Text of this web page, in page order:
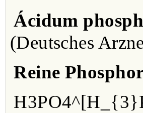
Ácidum
(Deutsches
Reine